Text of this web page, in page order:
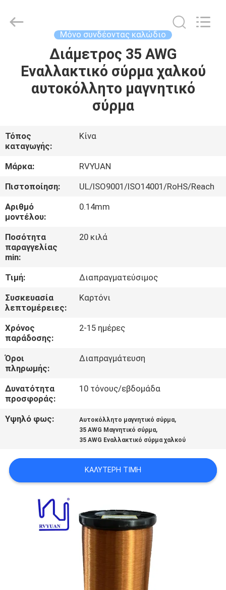
ΠΡΟΪΌΝΤΑ
ΠΕΡΊΠΟΥ
ΕΜΕΊΣ
ΓΎΡΟΣ
ΕΡΓΟΣΤΑΣΊΩΝ
ΠΟΙΟΤΙΚΌΣ
ΜΑΣ
ΕΛΆΤΕ
ΣΕ
ΕΠΑΦΉ
ΜΕ
ΕΙΔΉΣΕΙΣ
ΑΠΌΣΠΑΣΜΑ
SITEMAP
PRIVACY
Material
Co,.Ltd.
Μόνο συνδέοντας καλώδιο
Διάμετρος 35 AWG
Εναλλακτικό σύρμα χαλκού
αυτοκόλλητο μαγνητικό
σύρμα
Τόπος
καταγωγής:
Κίνα
Μάρκα:
RVYUAN
Πιστοποίηση:
UL/ISO9001/ISO14001/RoHS/Reach
Αριθμό
μοντέλου:
0.14mm
Ποσότητα
παραγγελίας
min:
20 κιλά
Τιμή:
Διαπραγματεύσιμος
Συσκευασία
λεπτομέρειες:
Καρτόνι
Χρόνος
παράδοσης:
2-15 ημέρες
Όροι
πληρωμής:
Διαπραγμάτευση
Δυνατότητα
προσφοράς:
10 τόνους/εβδομάδα
Υψηλό φως: Αυτοκόλλητο μαγνητικό σύρμα,
35 AWG Μαγνητικό σύρμα,
35 AWG Εναλλακτικό σύρμα χαλκού
ΚΑΛΎΤΕΡΗ ΤΙΜΉ